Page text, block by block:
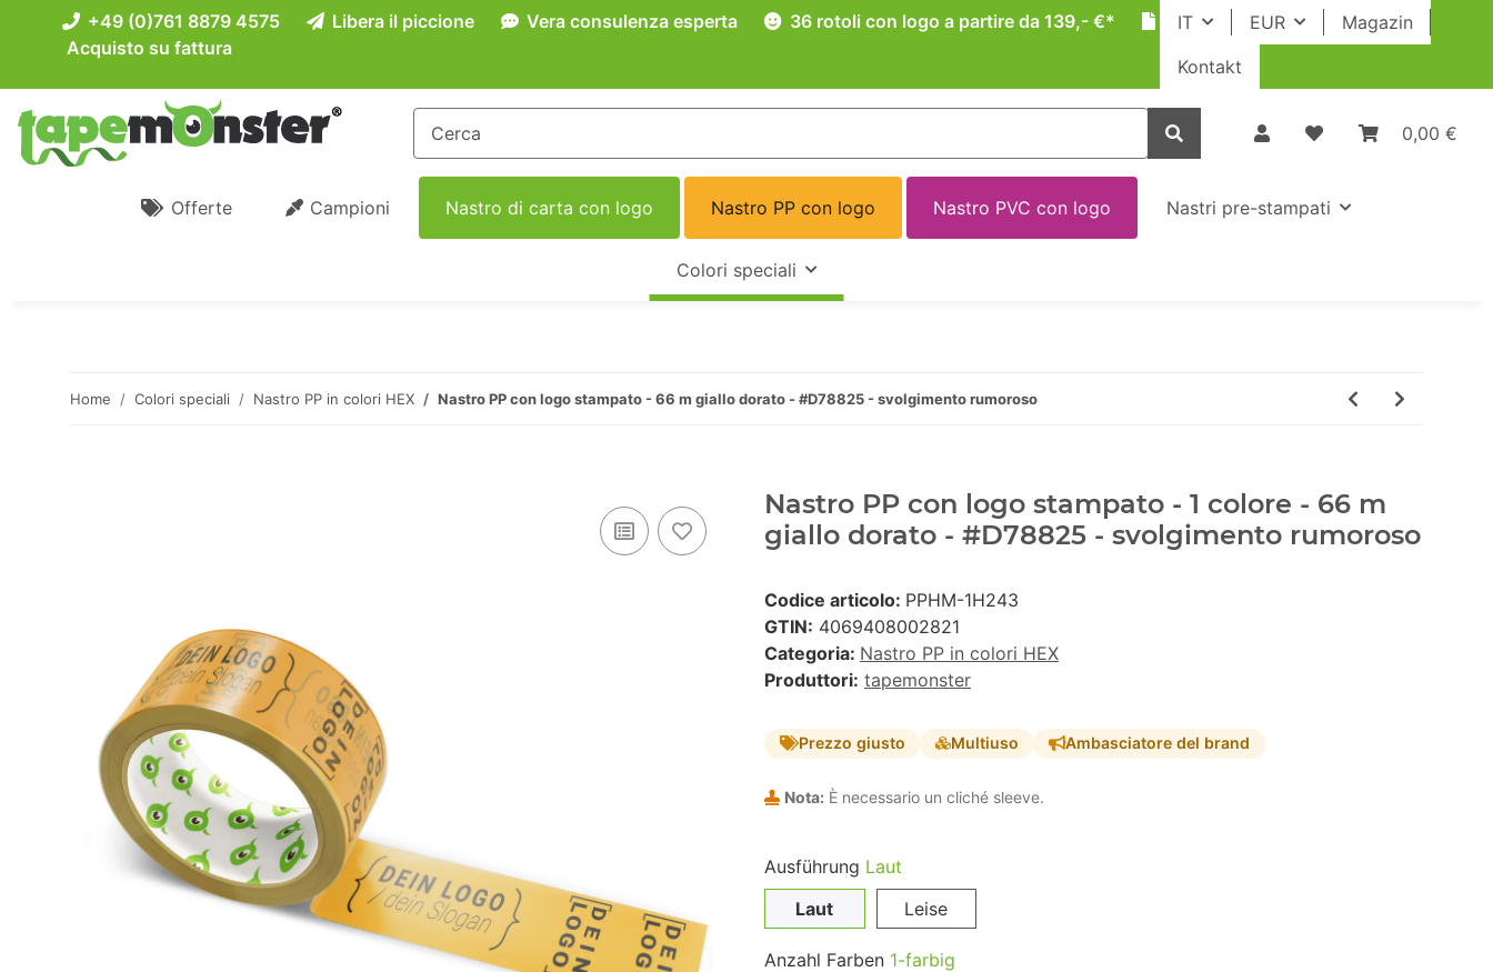
IT EUR
Magazin
Kontakt
+49 (0)761 8879 4575 Libera il piccione Vera consulenza esperta
36 rotoli con logo a partire da 139,- €*
Acquisto su fattura
0,00 €
Offerte Campioni Nastro di carta con logo Nastro PP con logo Nastro PVC con logo Nastri pre-stampati
Colori speciali
Home Colori speciali Nastro PP in colori HEX Nastro PP con logo stampato - 66 m giallo dorato - #D78825 - svolgimento rumoroso
Nastro PP con logo stampato - 1 colore - 66 m
giallo dorato - #D78825 - svolgimento rumoroso
Codice articolo: PPHM-1H243
GTIN: 4069408002821
Categoria: Nastro PP in colori HEX
Produttori: tapemonster
Prezzo giusto Multiuso Ambasciatore del brand
Nota: È necessario un cliché sleeve.
Ausführung Laut
Laut
Leise
Anzahl Farben 1-farbig